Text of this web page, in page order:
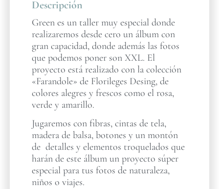
Descripción
Green es un taller muy especial donde
realizaremos desde cero un álbum con
gran capacidad, donde además las fotos
que podemos poner son XXL. El
proyecto está realizado con la colección
«Farandole» de Florileges Desing, de
colores alegres y frescos como el rosa,
verde y amarillo.
Jugaremos con fibras, cintas de tela,
madera de balsa, botones y un montón
de detalles y elementos troquelados que
harán de este álbum un proyecto súper
especial para tus fotos de naturaleza,
niños o viajes.